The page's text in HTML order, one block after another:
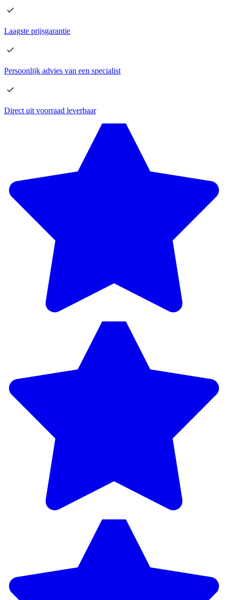
Laagste prijsgarantie
Persoonlijk advies van een specialist
Direct uit voorraad leverbaar